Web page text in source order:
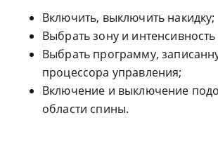
Включить, выключить накидку;
Выбрать зону и
Выбрать программу,
процессора управления;
Включение и выключение
области спины.